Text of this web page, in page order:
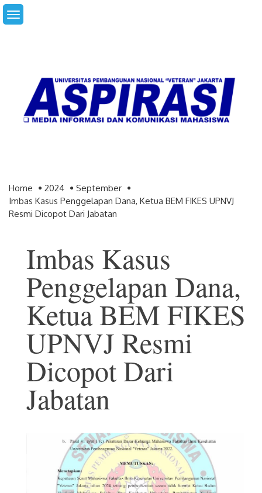
Skip
to
Home 2024
September
Imbas Kasus Penggelapan Dana, Ketua BEM FIKES UPNVJ
Resmi Dicopot Dari Jabatan
Imbas Kasus
Penggelapan Dana,
Ketua BEM FIKES
UPNVJ Resmi
Dicopot Dari
Jabatan